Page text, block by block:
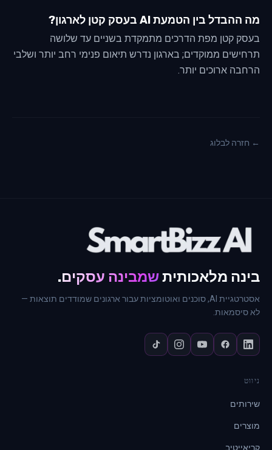
מה ההבדל בין הטמעת AI בעסק קטן לארגון?
בעסק קטן מפת הדרכים מתמקדת בשניים עד שלושה
תרחישים ממוקדים; בארגון נדרש תיאום פנימי רחב יותר ושלבי
הרחבה ארוכים יותר.
← חזרה לבלוג
בינה מלאכותיתשמבינה עסקים.
אסטרטגיית AI, סוכנים ואוטומציות עבור ארגונים שמודדים תוצאות —
לא סיסמאות.
ניווט
שירותים
מוצרים